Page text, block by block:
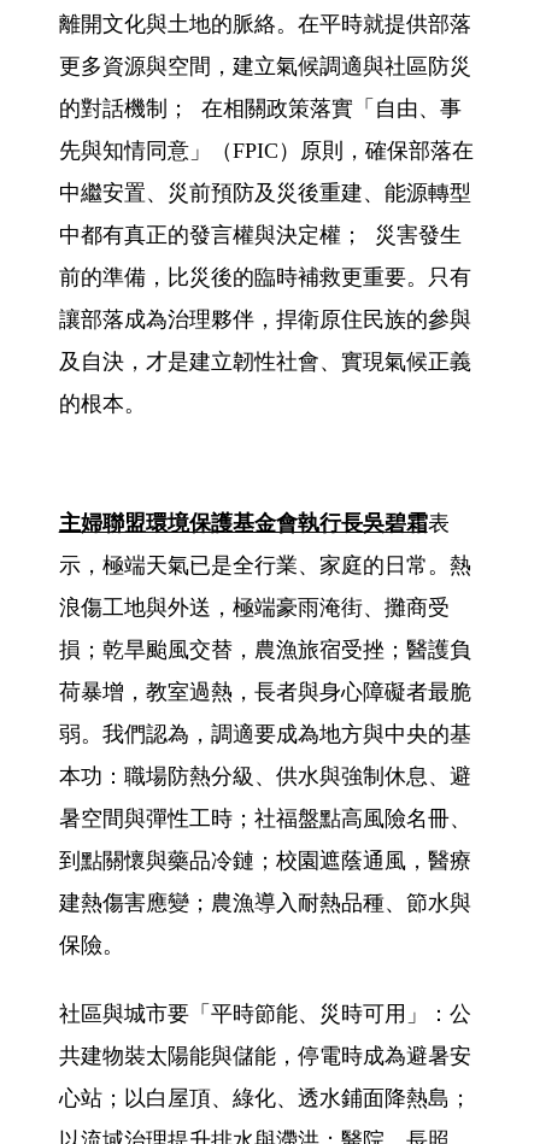
離開文化與土地的脈絡。在平時就提供部落
更多資源與空間，建立氣候調適與社區防災
的對話機制； 在相關政策落實「自由、事
先與知情同意」（FPIC）原則，確保部落在
中繼安置、災前預防及災後重建、能源轉型
中都有真正的發言權與決定權； 災害發生
前的準備，比災後的臨時補救更重要。只有
讓部落成為治理夥伴，捍衛原住民族的參與
及自決，才是建立韌性社會、實現氣候正義
的根本。
主婦聯盟環境保護基金會執行長吳碧霜表
示，極端天氣已是全行業、家庭的日常。熱
浪傷工地與外送，極端豪雨淹街、攤商受
損；乾旱颱風交替，農漁旅宿受挫；醫護負
荷暴增，教室過熱，長者與身心障礙者最脆
弱。我們認為，調適要成為地方與中央的基
本功：職場防熱分級、供水與強制休息、避
暑空間與彈性工時；社福盤點高風險名冊、
到點關懷與藥品冷鏈；校園遮蔭通風，醫療
建熱傷害應變；農漁導入耐熱品種、節水與
保險。
社區與城市要「平時節能、災時可用」：公
共建物裝太陽能與儲能，停電時成為避暑安
心站；以白屋頂、綠化、透水鋪面降熱島；